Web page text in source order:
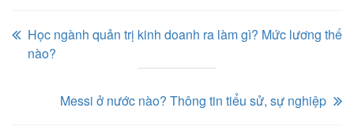
Học ngành quản trị kinh doanh ra làm gì? Mức lương thế
nào?
Messi ở nước nào? Thông tin tiểu sử, sự nghiệp